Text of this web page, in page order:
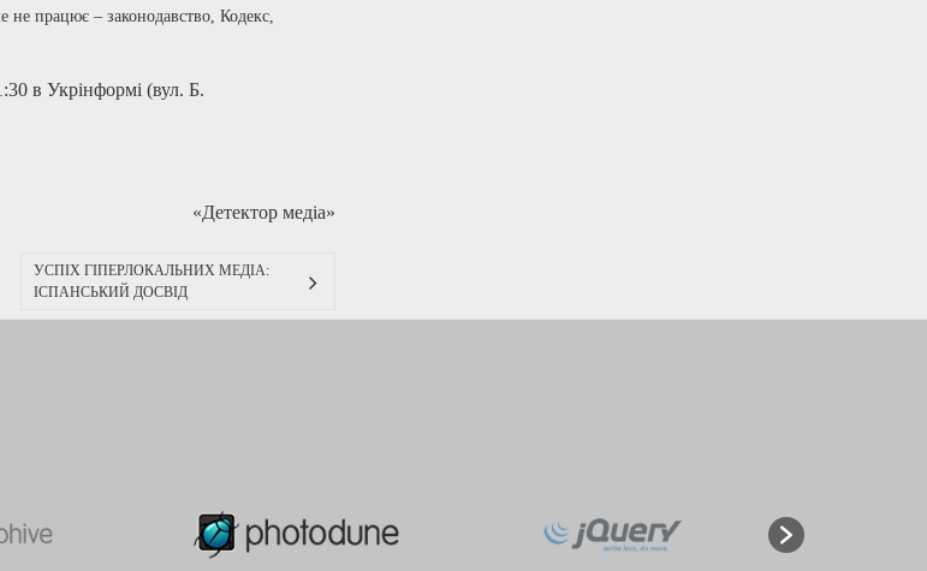
не працює – законодавство, Кодекс,
в Укрінформі (вул. Б.
«Детектор медіа»
УСПІХ ГІПЕРЛОКАЛЬНИХ МЕДІА:
ІСПАНСЬКИЙ ДОСВІД